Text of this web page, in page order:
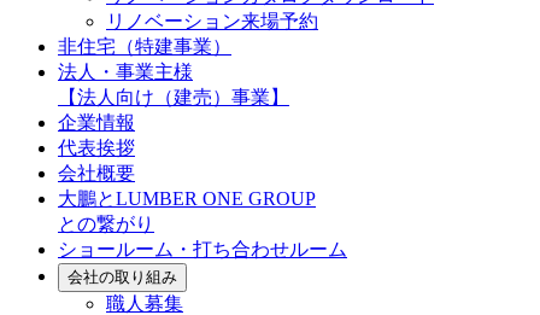
リノベーション来場予約
非住宅（特建事業）
法人・事業主様
【法人向け（建売）事業】
企業情報
代表挨拶
会社概要
大鵬とLUMBER ONE GROUP
との繋がり
ショールーム・打ち合わせルーム
会社の取り組み
職人募集